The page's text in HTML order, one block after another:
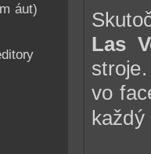
áut)
Las
vo
každý